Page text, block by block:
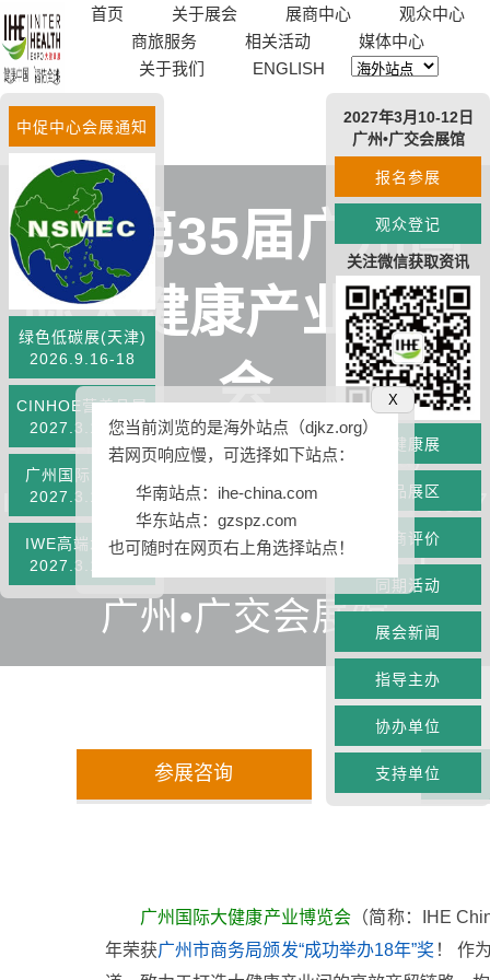
X
您当前浏览的是海外站点（djkz.org）
若网页响应慢，可选择如下站点：
华南站点：ihe-china.com
华东站点：gzspz.com
也可随时在网页右上角选择站点！
首页 关于展会 展商中心
观众中心
商旅服务
相关活动
媒体中心
关于我们
ENGLISH
IHE第35届广州国
际大健康产业博览
会
The 35thChina (Guangzhou)
International Health Industry Expo 2027
2027年3月10-12日
广州•广交会展馆
中促中心会展通知
绿色低碳展(天津)
2026.9.16-18
CINHOE营养品展
2027.3.10-12
广州国际食品展
2027.3.10-12
IWE高端水展会
2027.3.10-12
2027年3月10-12日
广州•广交会展馆
报名参展
观众登记
关注微信获取资讯
大健康展
精品展区
展商评价
同期活动
展会新闻
指导主办
协办单位
支持单位
参展咨询
广州国际大健康产业博览会 （简称：IHE
年荣获广州市商务局颁发“成功举办18年”奖 ！ 作
︽
︾